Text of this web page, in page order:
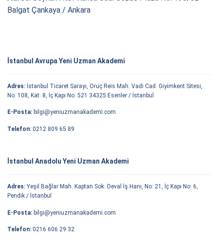
Balgat Çankaya / Ankara
İstanbul Avrupa Yeni Uzman Akademi
Adres: İstanbul Ticaret Sarayı, Oruç Reis Mah. Vadi Cad. Giyimkent Sitesi,
No: 108, Kat: 8, İç Kapı No: 521 34325 Esenler / İstanbul
E-Posta: bilgi@yeniuzmanakademi.com
Telefon: 0212 809 65 89
İstanbul Anadolu Yeni Uzman Akademi
Adres: Yeşil Bağlar Mah. Kaptan Sok. Deval İş Hanı, No: 21, İç Kapı No: 6,
Pendik / İstanbul
E-Posta: bilgi@yeniuzmanakademi.com
Telefon: 0216 606 29 32